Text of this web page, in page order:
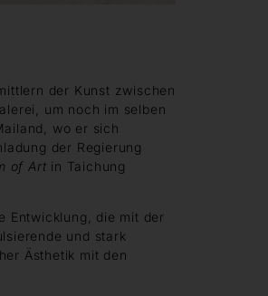
der Kunst zwischen
um noch im selben
wo er sich
der Regierung
of Art in Taichung
Entwicklung, die mit der
und stark
Ästhetik mit den